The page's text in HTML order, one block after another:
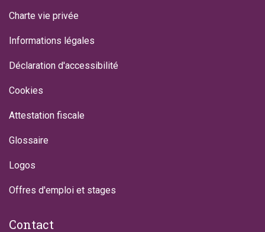
Charte vie privée
Informations légales
Déclaration d'accessibilité
Cookies
Attestation fiscale
Glossaire
Logos
Offres d'emploi et stages
Contact